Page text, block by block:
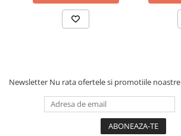
Newsletter Nu rata ofertele si promotiile noastre